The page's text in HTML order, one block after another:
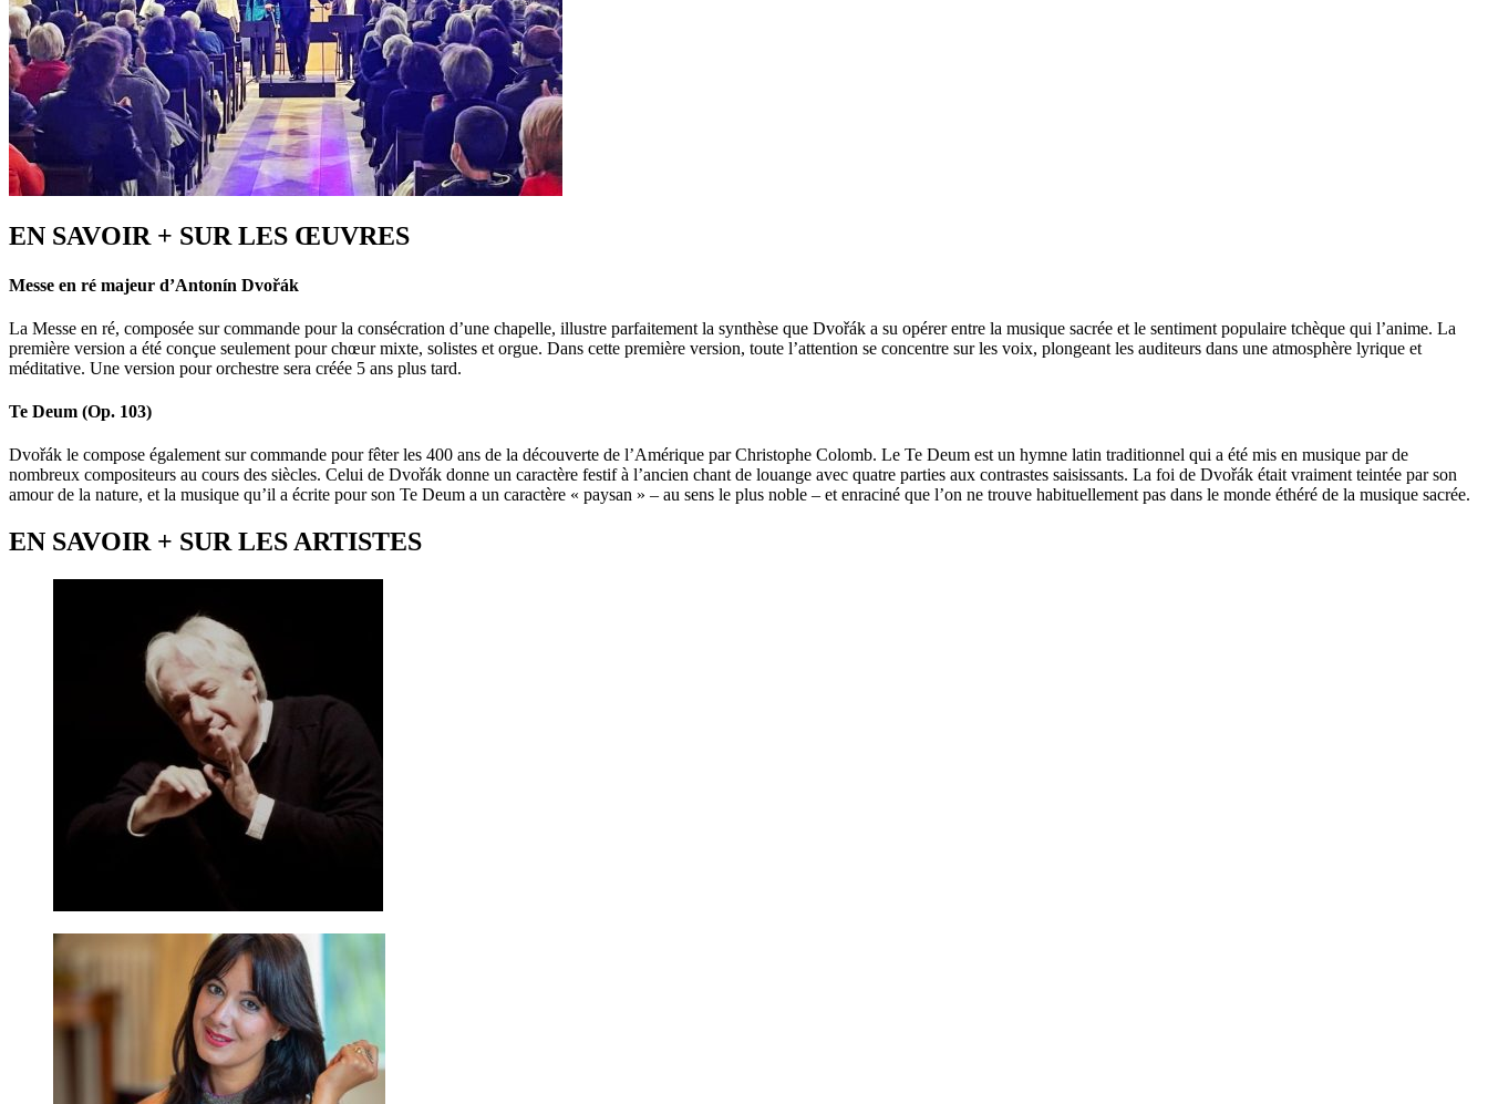
EN SAVOIR + SUR LES ŒUVRES
Messe en ré majeur d’Antonín Dvořák
La Messe en ré, composée sur commande pour la consécration d’une chapelle, illustre parfaitement la synthèse que Dvořák a su opérer entre la musique sacrée et le sentiment populaire tchèque qui l’anime. La
première version a été conçue seulement pour chœur mixte, solistes et orgue. Dans cette première version, toute l’attention se concentre sur les voix, plongeant les auditeurs dans une atmosphère lyrique et
méditative. Une version pour orchestre sera créée 5 ans plus tard.
Te Deum (Op. 103)
Dvořák le compose également sur commande pour fêter les 400 ans de la découverte de l’Amérique par Christophe Colomb. Le Te Deum est un hymne latin traditionnel qui a été mis en musique par de
nombreux compositeurs au cours des siècles. Celui de Dvořák donne un caractère festif à l’ancien chant de louange avec quatre parties aux contrastes saisissants. La foi de Dvořák était vraiment teintée par son
amour de la nature, et la musique qu’il a écrite pour son Te Deum a un caractère « paysan » – au sens le plus noble – et enraciné que l’on ne trouve habituellement pas dans le monde éthéré de la musique sacrée.
EN SAVOIR + SUR LES ARTISTES